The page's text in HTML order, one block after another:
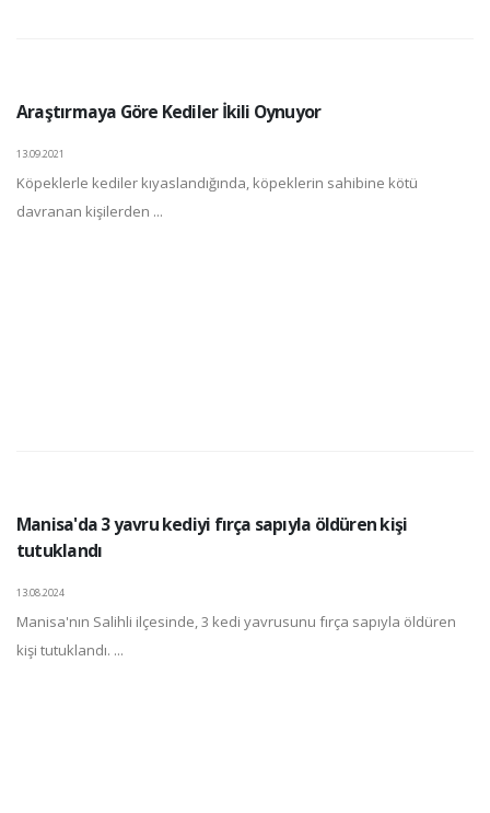
Araştırmaya Göre Kediler İkili Oynuyor
13.09.2021
Köpeklerle kediler kıyaslandığında, köpeklerin sahibine kötü
davranan kişilerden ...
Manisa'da 3 yavru kediyi fırça sapıyla öldüren kişi
tutuklandı
13.08.2024
Manisa'nın Salihli ilçesinde, 3 kedi yavrusunu fırça sapıyla öldüren
kişi tutuklandı. ...